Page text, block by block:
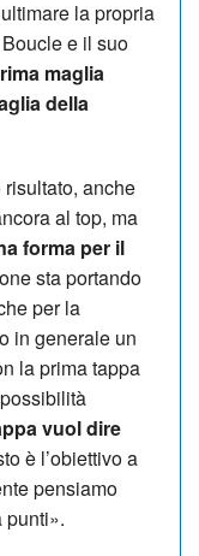
la propria
e il suo
maglia
della
anche
al top, ma
forma per il
sta portando
per la
in generale un
la prima tappa
vuol dire
è l’obiettivo a
pensiamo